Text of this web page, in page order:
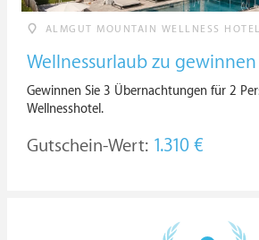
ALMGUT MOUNTAIN WELLNESS HOTEL
Wellnessurlaub zu gewinnen
Gewinnen Sie 3 Übernachtungen für 2
Wellnesshotel.
Gutschein-Wert: 1.310 €